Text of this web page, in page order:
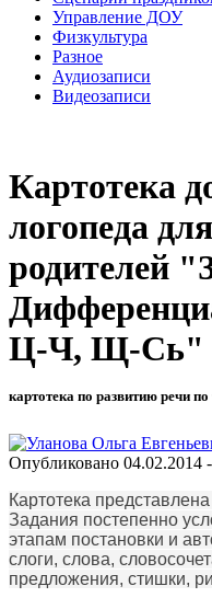
Управление ДОУ
Физкультура
Разное
Аудиозаписи
Видеозаписи
Картотека
логопеда
родителей
Ц-Ч, Щ-Сь"
картотека по развитию речи по
Опубликовано 04.02.2014
Картотека
Задания постепенно
этапам постановки и
слоги, слова,
предложения, стишки,